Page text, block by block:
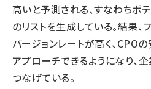
高いと予測される、すなわちポ
のリストを生成している。結果
バージョンレートが高く、CPO
アプローチできるようになり、
つなげている。